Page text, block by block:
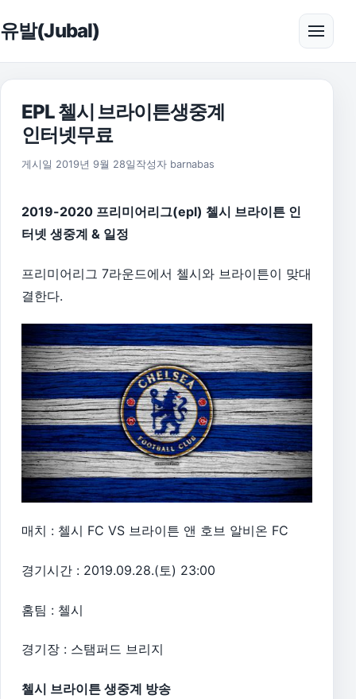
유발(Jubal) 메뉴
EPL 첼시 브라이튼생중계
인터넷무료
게시일 2019년 9월 28일 2026년 8월 1일
작성자 barnabas
2019-2020 프리미어리그(epl) 첼시 브라이튼 인
터넷 생중계 & 일정
프리미어리그 7라운드에서 첼시와 브라이튼이 맞대
결한다.
매치 : 첼시 FC VS 브라이튼 앤 호브 알비온 FC
경기시간 : 2019.09.28.(토) 23:00
홈팀 : 첼시
경기장 : 스탬퍼드 브리지
첼시 브라이튼 생중계 방송